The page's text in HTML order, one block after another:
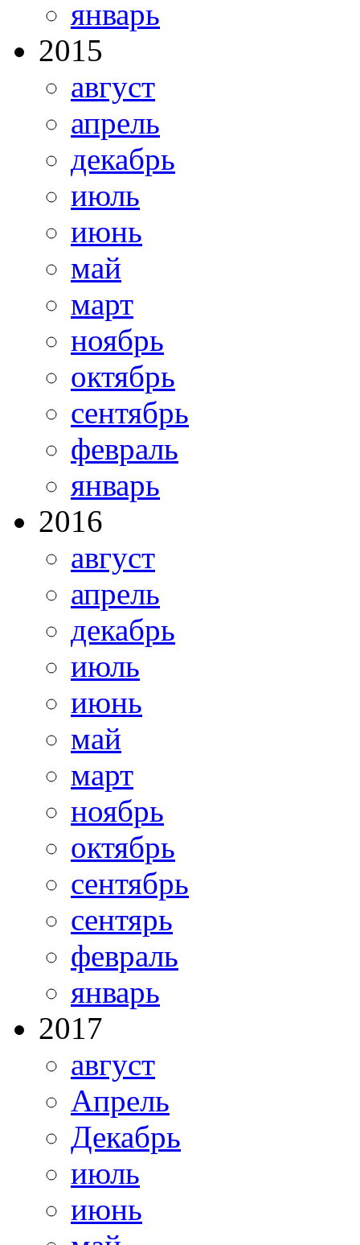
январь
2015
август
апрель
декабрь
июль
июнь
май
март
ноябрь
октябрь
сентябрь
февраль
январь
2016
август
апрель
декабрь
июль
июнь
май
март
ноябрь
октябрь
сентябрь
сентярь
февраль
январь
2017
август
Апрель
Декабрь
июль
июнь